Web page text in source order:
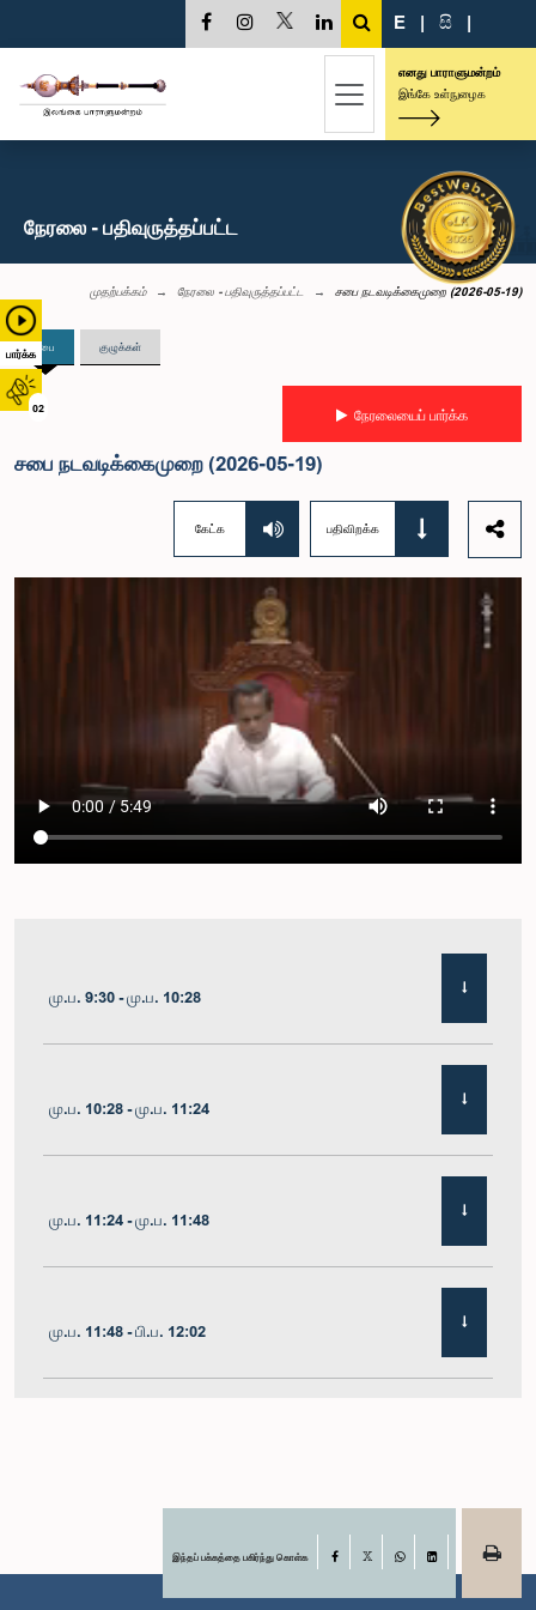
பார்க்க
02
E | සි |
எனது பாராளுமன்றம்
இங்கே உள்நுழைக
நேரலை - பதிவுருத்தப்பட்ட
முதற்பக்கம் நேரலை - பதிவுருத்தப்பட்ட சபை நடவடிக்கைமுறை (2026-05-19)
சபை குழுக்கள்
நேரலையைப் பார்க்க
சபை நடவடிக்கைமுறை (2026-05-19)
கேட்க பதிவிறக்க
மு.ப. 9:30 - மு.ப. 10:28
மு.ப. 10:28 - மு.ப. 11:24
மு.ப. 11:24 - மு.ப. 11:48
மு.ப. 11:48 - பி.ப. 12:02
பி.ப. 12:19 - பி.ப. 12:32இந்தப் பக்கத்தை பகிர்ந்து கொள்க Facebook
LinkedIn